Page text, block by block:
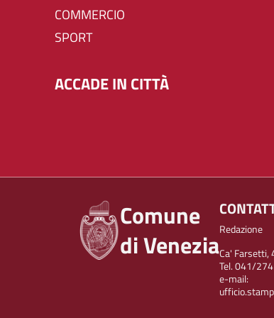
COMMERCIO
SPORT
ACCADE IN CITTÀ
Comune
di VeneziaRedazione
Ca' Farsetti,
Tel. 041/
e-mail: